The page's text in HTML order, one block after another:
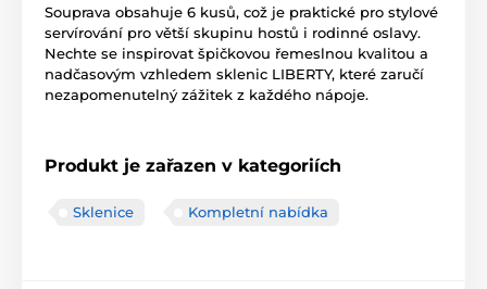
Souprava obsahuje 6 kusů, což je praktické pro stylové
servírování pro větší skupinu hostů i rodinné oslavy.
Nechte se inspirovat špičkovou řemeslnou kvalitou a
nadčasovým vzhledem sklenic LIBERTY, které zaručí
nezapomenutelný zážitek z každého nápoje.
Produkt je zařazen v kategoriích
Sklenice Kompletní nabídka